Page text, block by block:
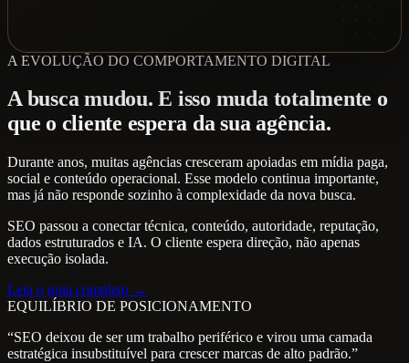
A EVOLUÇÃO DO COMPORTAMENTO DIGITAL
A busca mudou. E isso muda totalmente o
que o cliente espera da sua agência.
Durante anos, muitas agências cresceram apoiadas em mídia paga,
social e conteúdo operacional. Esse modelo continua importante,
mas já não responde sozinho à complexidade da nova busca.
SEO passou a conectar técnica, conteúdo, autoridade, reputação,
dados estruturados e IA. O cliente espera direção, não apenas
execução isolada.
Leia o guia completo →
EQUILÍBRIO DE POSICIONAMENTO
“SEO deixou de ser um trabalho periférico e virou uma camada
estratégica insubstituível para crescer marcas de alto padrão.”